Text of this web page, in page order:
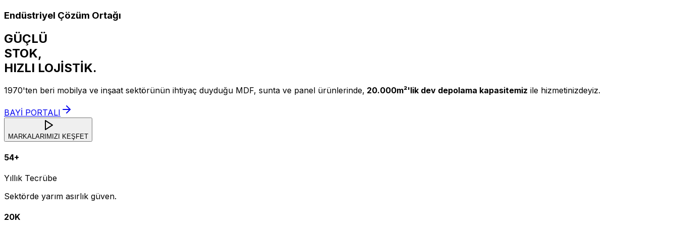
Endüstriyel Çözüm Ortağı
GÜÇLÜ
STOK,
HIZLI LOJİSTİK.
1970'ten beri mobilya ve inşaat sektörünün ihtiyaç duyduğu MDF, sunta ve panel ürünlerinde, 20.000m²'lik dev depolama kapasitemiz ile hizmetinizdeyiz.
BAYİ PORTALI
MARKALARIMIZI KEŞFET
54+
Yıllık Tecrübe
Sektörde yarım asırlık güven.
20K